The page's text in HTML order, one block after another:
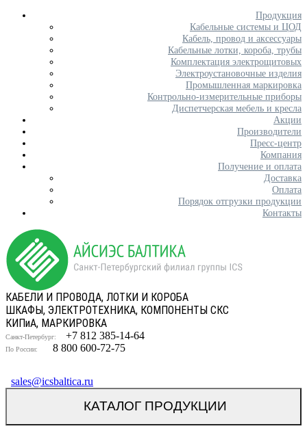
Продукция
Кабельные системы и ЦОД
Кабель, провод и аксессуары
Кабельные лотки, короба, трубы
Комплектация электрощитовых
Электроустановочные изделия
Промышленная маркировка
Контрольно-измерительные приборы
Диспетчерская мебель и кресла
Акции
Производители
Пресс-центр
Компания
Получение и оплата
Доставка
Оплата
Порядок отгрузки продукции
Контакты
КАБЕЛИ И ПРОВОДА, ЛОТКИ И КОРОБА
ШКАФЫ, ЭЛЕКТРОТЕХНИКА, КОМПОНЕНТЫ СКС
КИПиА, МАРКИРОВКА
Санкт-Петербург: +7 812 385-14-64
По России: 8 800 600-72-75
sales@icsbaltica.ru
КАТАЛОГ ПРОДУКЦИИ